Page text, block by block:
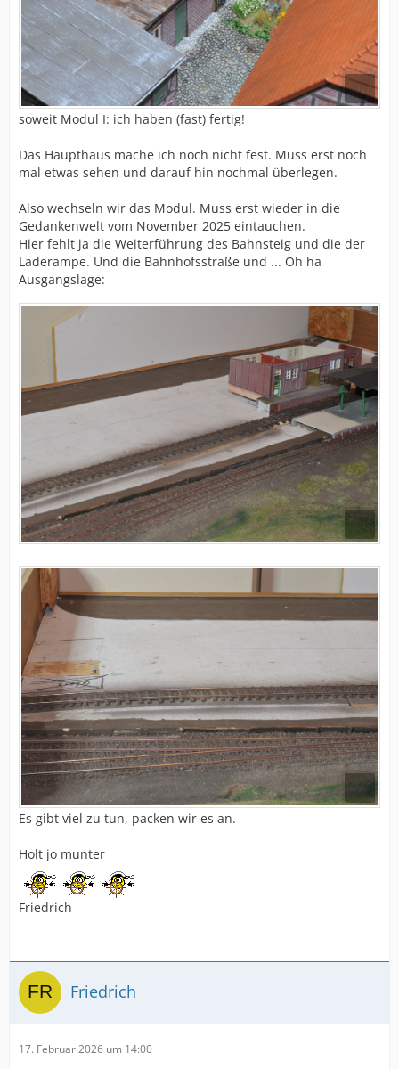
soweit Modul I: ich haben (fast) fertig!
Das Haupthaus mache ich noch nicht fest. Muss erst noch
mal etwas sehen und darauf hin nochmal überlegen.
Also wechseln wir das Modul. Muss erst wieder in die
Gedankenwelt vom November 2025 eintauchen.
Hier fehlt ja die Weiterführung des Bahnsteig und die der
Laderampe. Und die Bahnhofsstraße und ... Oh ha
Ausgangslage:
Es gibt viel zu tun, packen wir es an.
Holt jo munter
Friedrich
Friedrich
17. Februar 2026 um 14:00